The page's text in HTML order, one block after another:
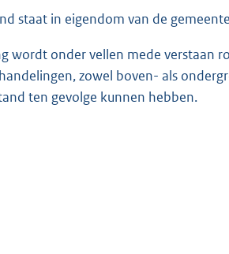
staat in eigendom van de
wordt onder vellen mede verstaan
zowel boven- als
ten gevolge kunnen hebben.